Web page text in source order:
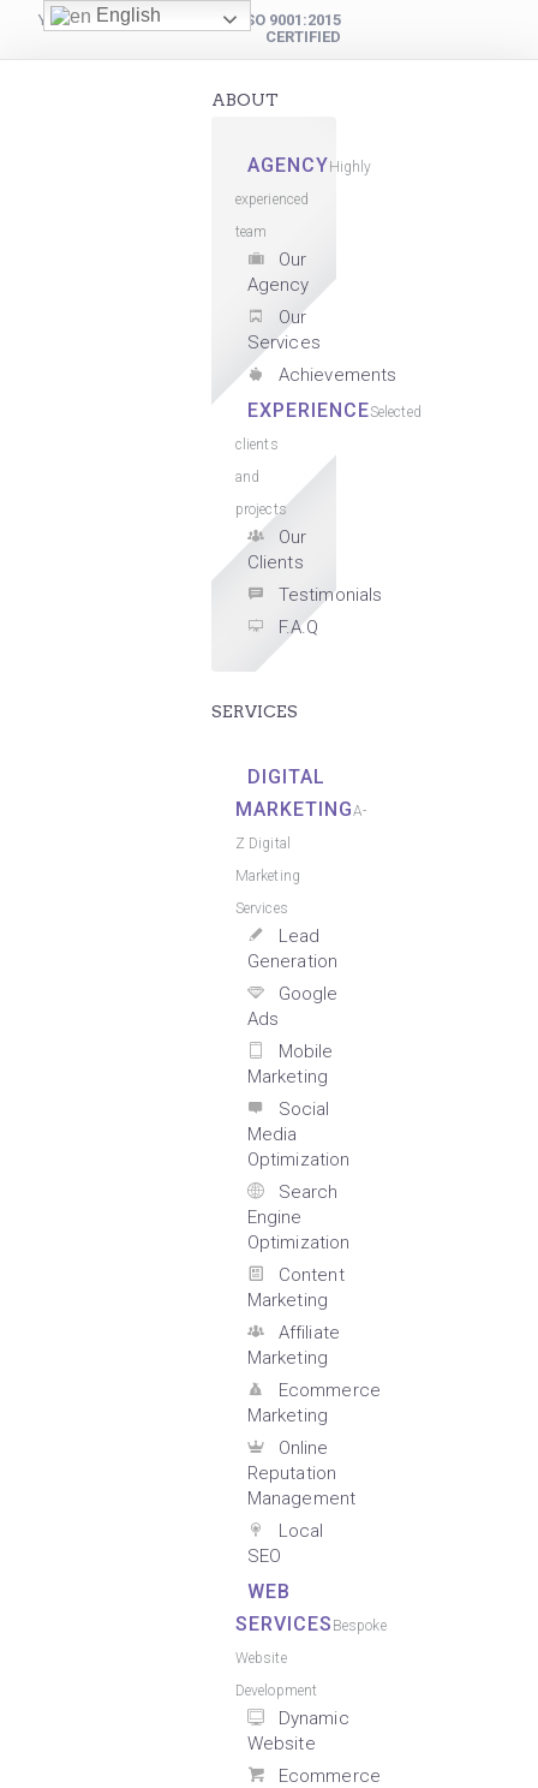
YOUR DIGITAL PARTNER
ISO 9001:2015
CERTIFIED
ABOUT
AGENCY Highly
experienced
team
Our
Agency
Our
Services
Achievements
EXPERIENCESelected
clients
and
projects
Our
Clients
Testimonials
F.A.Q
SERVICES
DIGITAL
MARKETINGA-
Z Digital
Marketing
Services
Lead
Generation
Google
Ads
Mobile
Marketing
Social
Media
Optimization
Search
Engine
Optimization
Content
Marketing
Affiliate
Marketing
Ecommerce
Marketing
Online
Reputation
Management
Local
SEO
WEB
SERVICES Bespoke
Website
Development
Dynamic
Website
Ecommerce
English